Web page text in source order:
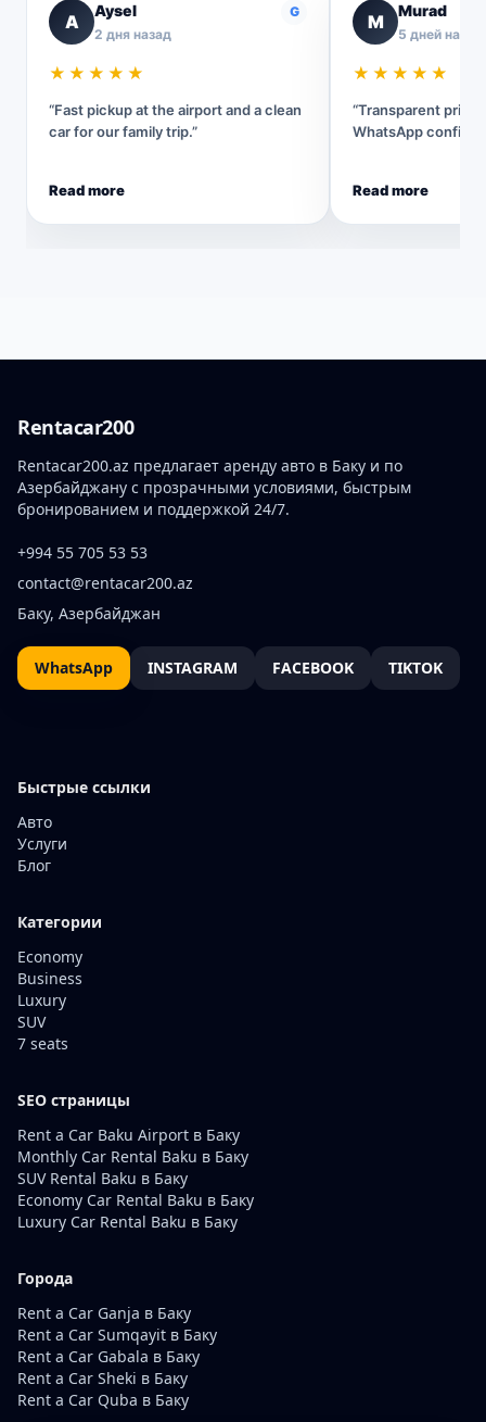
A
Aysel
2 дня назад
G
★★★★★
“Fast pickup at the airport and a clean
car for our family trip.”
Read more
M
Murad
5 дней назад
★★★★★
“Transparent
WhatsApp
Read more
Rentacar200
Rentacar200.az предлагает аренду авто в Баку и по
Азербайджану с прозрачными условиями, быстрым
бронированием и поддержкой 24/7.
+994 55 705 53 53
contact@rentacar200.az
Баку, Азербайджан
WhatsApp INSTAGRAM FACEBOOK TIKTOK
Быстрые ссылки
Авто
Услуги
Блог
Категории
Economy
Business
Luxury
SUV
7 seats
SEO страницы
Rent a Car Baku Airport в Баку
Monthly Car Rental Baku в Баку
SUV Rental Baku в Баку
Economy Car Rental Baku в Баку
Luxury Car Rental Baku в Баку
Города
Rent a Car Ganja в Баку
Rent a Car Sumqayit в Баку
Rent a Car Gabala в Баку
Rent a Car Sheki в Баку
Rent a Car Quba в Баку